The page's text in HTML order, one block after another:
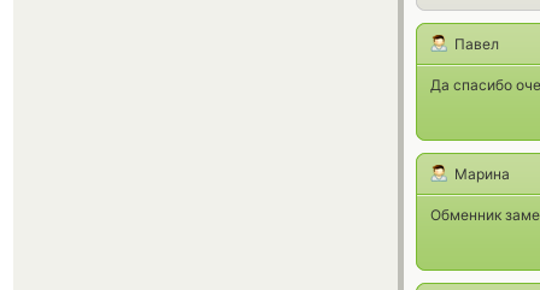
Павел
Да спасибо
Марина
Обменник